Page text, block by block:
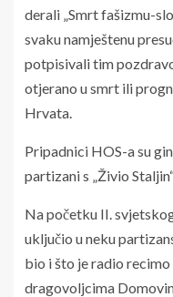
derali „Smrt fašizmu-
svaku namještenu
potpisivali tim
otjerano u smrt ili
Hrvata.
Pripadnici HOS-a su
partizani s „Živio
Na početku II.
uključio u neku
bio i što je radio
dragovoljcima